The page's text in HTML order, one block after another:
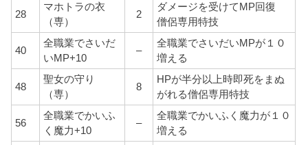
28
マホトラの衣
（専）
2
ダメージを受けてMP回復
僧侶専用特技
40
全職業でさいだ
いMP+10
–
全職業でさいだいMPが１０
増える
48
聖女の守り
（専）
8
HPが半分以上時即死をまぬ
がれる僧侶専用特技
56
全職業でかいふ
く魔力+10
–
全職業でかいふく魔力が１０
増える